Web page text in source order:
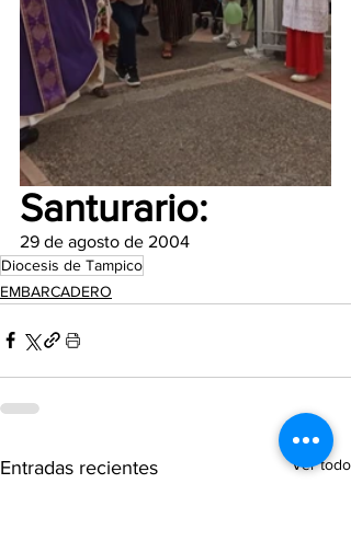
Santurario:
29 de agosto de 2004
Diocesis de Tampico
EMBARCADERO
Entradas recientes Ver todo